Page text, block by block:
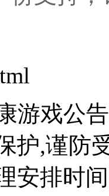
游戏公
护,谨防
安排时